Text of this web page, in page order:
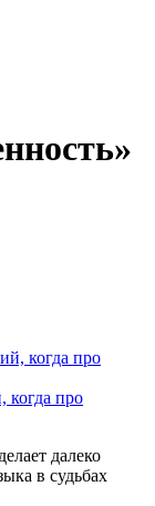
про
далеко
в судьбах